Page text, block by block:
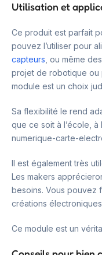
Utilisation et
Ce produit est parfait
pouvez l’utiliser pour
capteurs , ou même des
projet de robotique ou
module est un choix
Sa flexibilité le rend
que ce soit à l’école, à
numerique-carte-
Il est également très
Les makers
besoins. Vous pouvez
créations
Ce module est un